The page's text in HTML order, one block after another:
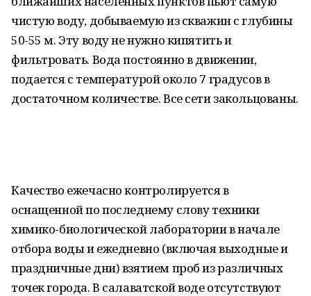
чистую воду, добываемую из скважин с глубины
50-55 м. Эту воду не нужно кипятить и
фильтровать. Вода постоянно в движении,
подается с температурой около 7 градусов в
достаточном количестве. Все сети закольцованы.
Качество ежечасно контролируется в
оснащенной по последнему слову техники
химико-биологической лаборатории в начале
отбора воды и ежедневно (включая выходные и
праздничные дни) взятием проб из различных
точек города. В салаватской воде отсутствуют